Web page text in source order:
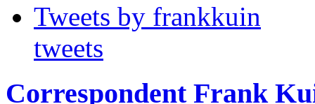
Tweets by frankkuin
tweets
Correspondent Frank